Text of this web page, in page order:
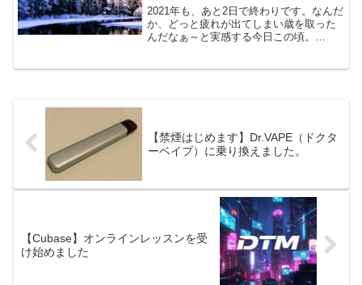
2021年も、あと2日で終わりです。なんだ
か、どっと疲れが出てしまい歳を取った
んだなぁ～と実感する今日この頃。
【禁煙はじめます】Dr.VAPE（ドクタ
ーベイプ）に乗り換えました。
【Cubase】オンラインレッスンを受
け始めました